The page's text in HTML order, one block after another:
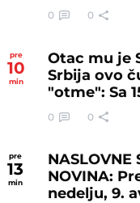
0 0
pre
10
min
Otac mu je
Srbija ovo
"otme": Sa
0 0
pre
13
min
NASLOVNE
NOVINA:
nedelju, 9.